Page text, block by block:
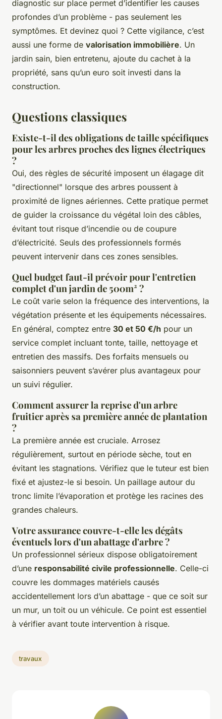
diagnostic sur place permet d’identifier les causes
profondes d’un problème - pas seulement les
symptômes. Et devinez quoi ? Cette vigilance, c’est
aussi une forme de valorisation immobilière. Un
jardin sain, bien entretenu, ajoute du cachet à la
propriété, sans qu’un euro soit investi dans la
construction.
Questions classiques
Existe-t-il des obligations de taille spécifiques
pour les arbres proches des lignes électriques
?
Oui, des règles de sécurité imposent un élagage dit
"directionnel" lorsque des arbres poussent à
proximité de lignes aériennes. Cette pratique permet
de guider la croissance du végétal loin des câbles,
évitant tout risque d’incendie ou de coupure
d’électricité. Seuls des professionnels formés
peuvent intervenir dans ces zones sensibles.
Quel budget faut-il prévoir pour l'entretien
complet d'un jardin de 500m² ?
Le coût varie selon la fréquence des interventions, la
végétation présente et les équipements nécessaires.
En général, comptez entre 30 et 50 €/h pour un
service complet incluant tonte, taille, nettoyage et
entretien des massifs. Des forfaits mensuels ou
saisonniers peuvent s’avérer plus avantageux pour
un suivi régulier.
Comment assurer la reprise d'un arbre
fruitier après sa première année de plantation
?
La première année est cruciale. Arrosez
régulièrement, surtout en période sèche, tout en
évitant les stagnations. Vérifiez que le tuteur est bien
fixé et ajustez-le si besoin. Un paillage autour du
tronc limite l’évaporation et protège les racines des
grandes chaleurs.
Votre assurance couvre-t-elle les dégâts
éventuels lors d'un abattage d'arbre ?
Un professionnel sérieux dispose obligatoirement
d’une responsabilité civile professionnelle. Celle-ci
couvre les dommages matériels causés
accidentellement lors d’un abattage - que ce soit sur
un mur, un toit ou un véhicule. Ce point est essentiel
à vérifier avant toute intervention à risque.
travaux